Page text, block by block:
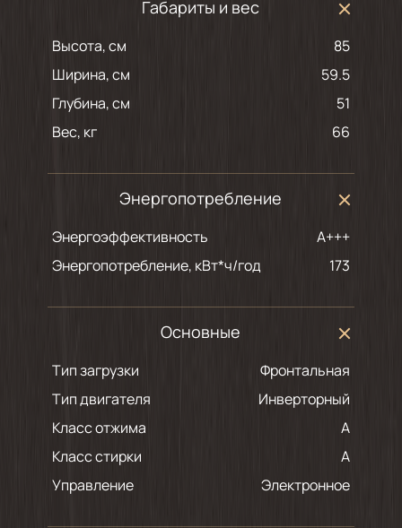
Габариты и вес
Высота, см
85
Ширина, см
59.5
Глубина, см
51
Вес, кг
66
Энергопотребление
Энергоэффективность
A+++
Энергопотребление, кВт*ч/год
173
Основные
Тип загрузки
Фронтальная
Тип двигателя
Инверторный
Класс отжима
A
Класс стирки
A
Управление
Электронное